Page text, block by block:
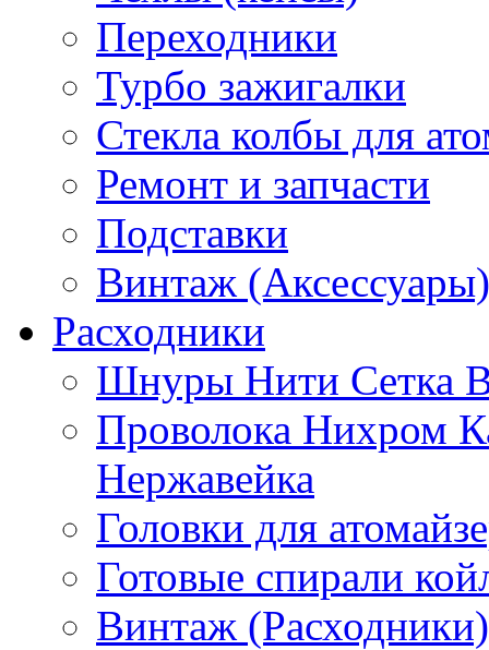
Переходники
Турбо зажигалки
Стекла колбы для
Ремонт и запчасти
Подставки
Винтаж (Аксессуары)
Расходники
Шнуры Нити Сетка
Проволока Нихром
Нержавейка
Головки для
Готовые спирали
Винтаж (Расходники)